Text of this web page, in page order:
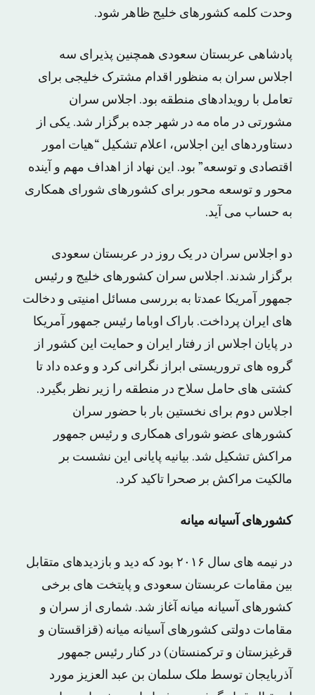
وحدت کلمه کشورهای خلیج ظاهر شود.
پادشاهی عربستان سعودی همچنین پذیرای سه
اجلاس سران به منظور اقدام مشترک خلیجی برای
تعامل با رویدادهای منطقه بود. اجلاس سران
مشورتی در ماه مه در شهر جده برگزار شد. یکی از
دستاوردهای این اجلاس، اعلام تشکیل “هیات امور
اقتصادی و توسعه” بود. این نهاد از اهداف مهم و آینده
محور و توسعه محور برای کشورهای شورای همکاری
به حساب می آید.
دو اجلاس سران در یک روز در عربستان سعودی
برگزار شدند. اجلاس سران کشورهای خلیج و رئیس
جمهور آمریکا عمدتا به بررسی مسائل امنیتی و دخالت
های ایران پرداخت. باراک اوباما رئیس جمهور آمریکا
در پایان اجلاس از رفتار ایران و حمایت این کشور از
گروه های تروریستی ابراز نگرانی کرد و وعده داد تا
کشتی های حامل سلاح در منطقه را زیر نظر بگیرد.
اجلاس دوم برای نخستین بار با حضور سران
کشورهای عضو شورای همکاری و رئیس جمهور
مراکش تشکیل شد. بیانیه پایانی این نشست بر
مالکیت مراکش بر صحرا تاکید کرد.
کشورهای آسیانه میانه
در نیمه های سال ۲۰۱۶ بود که دید و بازدیدهای متقابل
بین مقامات عربستان سعودی و پایتخت های برخی
کشورهای آسیانه میانه آغاز شد. شماری از سران و
مقامات دولتی کشورهای آسیانه میانه (قزاقستان و
قرغیزستان و ترکمنستان) در کنار رئیس جمهور
آذربایجان توسط ملک سلمان بن عبد العزیز مورد